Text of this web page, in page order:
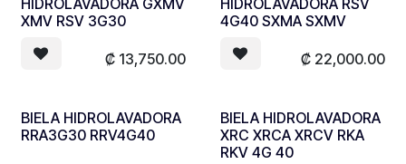
HIDROLAVADORA GXMV
XMV RSV 3G30
₡ 13,750.00
HIDROLAVADORA RSV
4G40 SXMA SXMV
₡ 22,000.00
BIELA HIDROLAVADORA
RRA3G30 RRV4G40
BIELA HIDROLAVADORA
XRC XRCA XRCV RKA
RKV 4G 40